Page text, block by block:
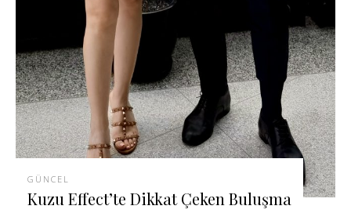
GÜNCEL
Kuzu Effect’te Dikkat Çeken Buluşma